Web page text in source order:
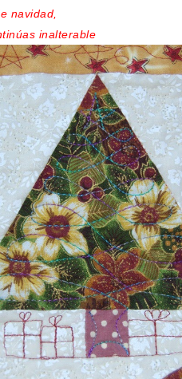
navidad,
inalterable